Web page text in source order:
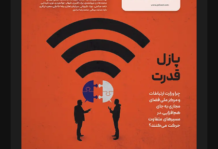
د‌بیر حقوق فناوری: حسام‌الدین ایپکچی
د‌بیر پیوست جهان: مینا پاکدل
د‌بیر تحریریه آنلاین: بابک نقاش
تحریریه‌: مجتبی محمود‌ی، آرش برهمند، یسنا امان‌پور، سروش کرمیان،
مصطفی مسجدی آرانی، ابوالفضل رجبی، زهرا فکرانه، فائزه فتحی
رستمی،مصطفی باستان
ویرایش: نگار استاد‌‌آقا
طراح یونیفرم: مجید توکلی
فیلمبرداری و عکاسی: امیر شفیعی، مانی لطفی زاده
گرافیک و صفحه‌آرایی: سید‌سبحان‌علی ثابت
مد‌یر توسعه تجاری: کامبیز برید‌